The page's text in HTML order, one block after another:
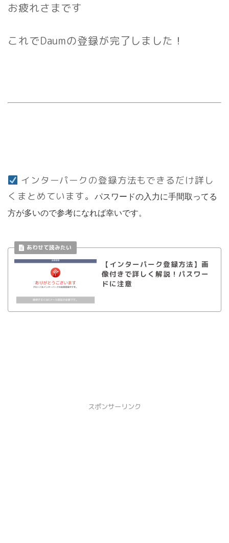
お疲れさまです
これでDaumの登録が完了しました！
インターパークの登録方法もできるだけ詳し
くまとめています。
パスワードの入力に手間取ってる
方が多いので参考になれば幸いです。
【インターパーク登録方法】画
像付きで詳しく解説！パスワー
ドに注意
スポンサーリンク